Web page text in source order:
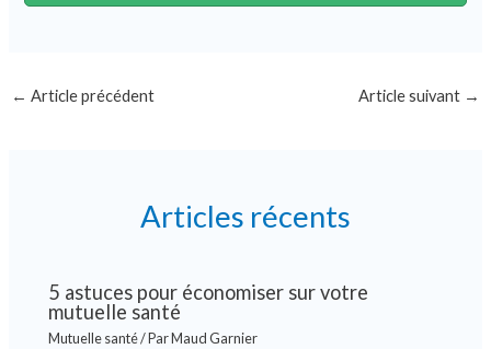
← Article précédent Article suivant →
Articles récents
5 astuces pour économiser sur votre
mutuelle santé
Mutuelle santé/ ParMaud Garnier